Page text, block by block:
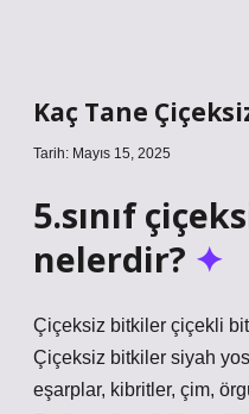
Kaç Tane
Tarih: Mayıs 15, 2025
5.sınıf
nelerdir?
Çiçeksiz bitkiler çiçekli
Çiçeksiz bitkiler siyah
eşarplar, kibritler, çim,